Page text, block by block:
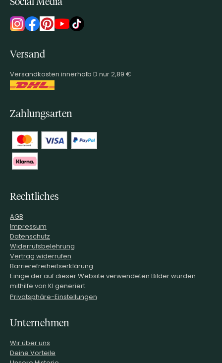
Versand
Versandkosten innerhalb D nur 2,89 €
Zahlungsarten
Rechtliches
AGB
Impressum
Datenschutz
Widerrufsbelehrung
Vertrag widerrufen
Barrierefreiheitserklärung
Einige der auf dieser Website verwendeten Bilder wurden
mithilfe von KI generiert.
Privatsphäre-Einstellungen
Unternehmen
Wir über uns
Deine Vorteile